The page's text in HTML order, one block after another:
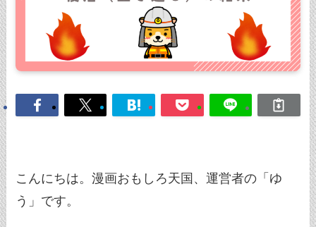
こんにちは。漫画おもしろ天国、運営者の「ゆ
う」です。